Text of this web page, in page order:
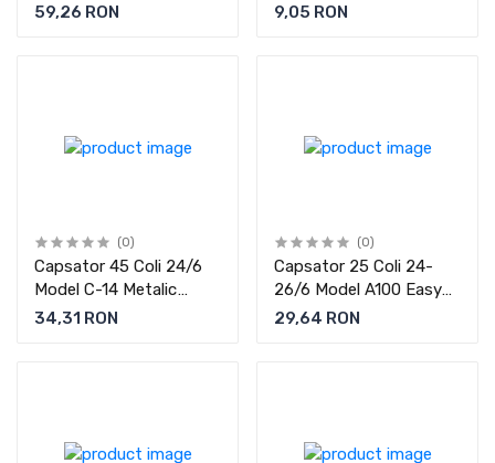
59,26 RON
9,05 RON
(0)
Capsator 45 Coli 24/6
Model C-14 Metalic
Argintiu Noki
34,31 RON
(0)
Capsator 25 Coli 24-
26/6 Model A100 Easy
Touch Noki
29,64 RON